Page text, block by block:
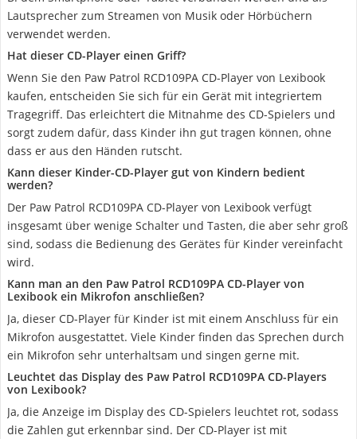
Lautsprecher zum Streamen von Musik oder Hörbüchern
verwendet werden.
Hat dieser CD-Player einen Griff?
Wenn Sie den Paw Patrol RCD109PA CD-Player von Lexibook
kaufen, entscheiden Sie sich für ein Gerät mit integriertem
Tragegriff. Das erleichtert die Mitnahme des CD-Spielers und
sorgt zudem dafür, dass Kinder ihn gut tragen können, ohne
dass er aus den Händen rutscht.
Kann dieser Kinder-CD-Player gut von Kindern bedient
werden?
Der Paw Patrol RCD109PA CD-Player von Lexibook verfügt
insgesamt über wenige Schalter und Tasten, die aber sehr groß
sind, sodass die Bedienung des Gerätes für Kinder vereinfacht
wird.
Kann man an den Paw Patrol RCD109PA CD-Player von
Lexibook ein Mikrofon anschließen?
Ja, dieser CD-Player für Kinder ist mit einem Anschluss für ein
Mikrofon ausgestattet. Viele Kinder finden das Sprechen durch
ein Mikrofon sehr unterhaltsam und singen gerne mit.
Leuchtet das Display des Paw Patrol RCD109PA CD-Players
von Lexibook?
Ja, die Anzeige im Display des CD-Spielers leuchtet rot, sodass
die Zahlen gut erkennbar sind. Der CD-Player ist mit